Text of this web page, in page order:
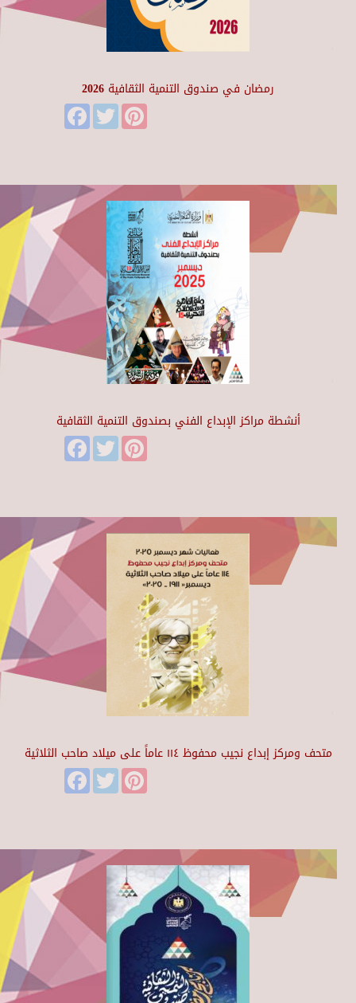
رمضان في صندوق التنمية الثقافية 2026
FacebookTwitter
أنشطة مراكز الإبداع الفني بصندوق التنمية الثقافية
FacebookTwitter
متحف ومركز إبداع نجيب محفوظ ١١٤ عاماً على ميلاد صاحب الثلاثية
FacebookTwitter